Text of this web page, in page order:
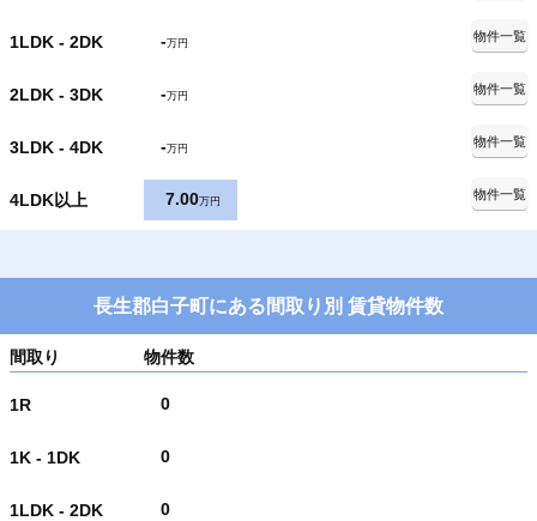
1LDK - 2DK -万円
物件一覧
2LDK - 3DK -万円
物件一覧
3LDK - 4DK -万円
物件一覧
4LDK以上 7.00万円
物件一覧
長生郡白子町にある間取り別 賃貸物件数
間取り 物件数
1R 0
1K - 1DK 0
1LDK - 2DK 0